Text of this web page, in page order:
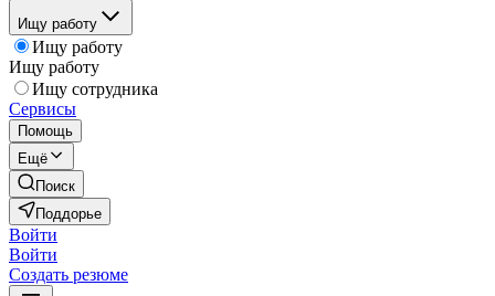
Ищу работу
Ищу работу
Ищу работу
Ищу сотрудника
Сервисы
Помощь
Ещё
Поиск
Поддорье
Войти
Войти
Создать резюме